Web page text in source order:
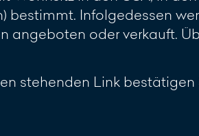
bestimmt. Infolgedessen
angeboten oder verkauft.
stehenden Link